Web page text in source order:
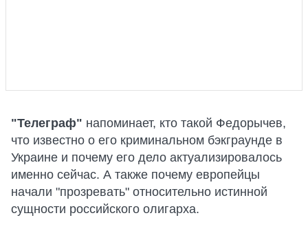
"Телеграф" напоминает, кто такой Федорычев,
что известно о его криминальном бэкграунде в
Украине и почему его дело актуализировалось
именно сейчас. А также почему европейцы
начали "прозревать" относительно истинной
сущности российского олигарха.